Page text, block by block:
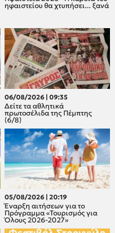
ηφαιστείου θα χτυπήσει... ξανά
06/08/2026 | 09:35
Δείτε τα αθλητικά
πρωτοσέλιδα της Πέμπτης
(6/8)
05/08/2026 | 20:19
Έναρξη αιτήσεων για το
Πρόγραμμα «Τουρισμός για
Όλους 2026-2027»